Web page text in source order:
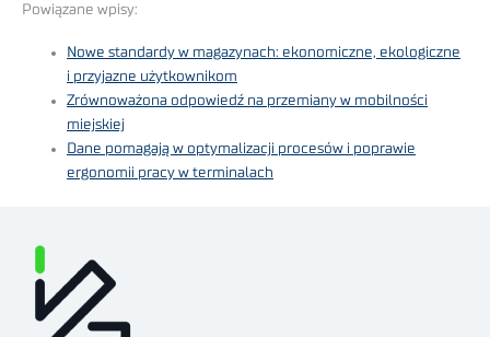
Powiązane wpisy:
Nowe standardy w magazynach: ekonomiczne, ekologiczne
i przyjazne użytkownikom
Zrównoważona odpowiedź na przemiany w mobilności
miejskiej
Dane pomagają w optymalizacji procesów i poprawie
ergonomii pracy w terminalach